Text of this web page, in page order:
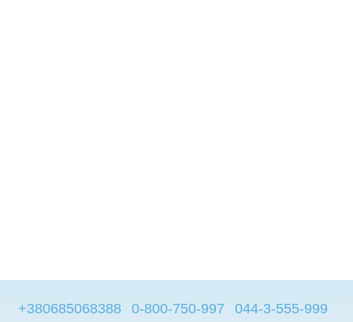
+380685068388 0-800-750-997 044-3-555-999